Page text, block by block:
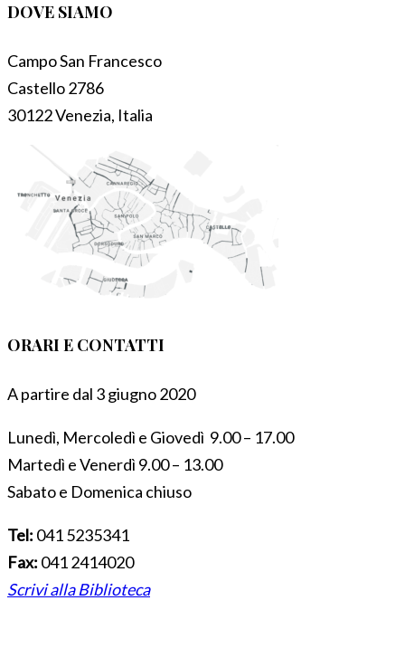
DOVE SIAMO
Campo San Francesco
Castello 2786
30122 Venezia, Italia
ORARI E CONTATTI
A partire dal 3 giugno 2020
Lunedì, Mercoledì e Giovedì 9.00 – 17.00
Martedì e Venerdì 9.00 – 13.00
Sabato e Domenica chiuso
Tel: 041 5235341
Fax: 041 2414020
Scrivi alla Biblioteca